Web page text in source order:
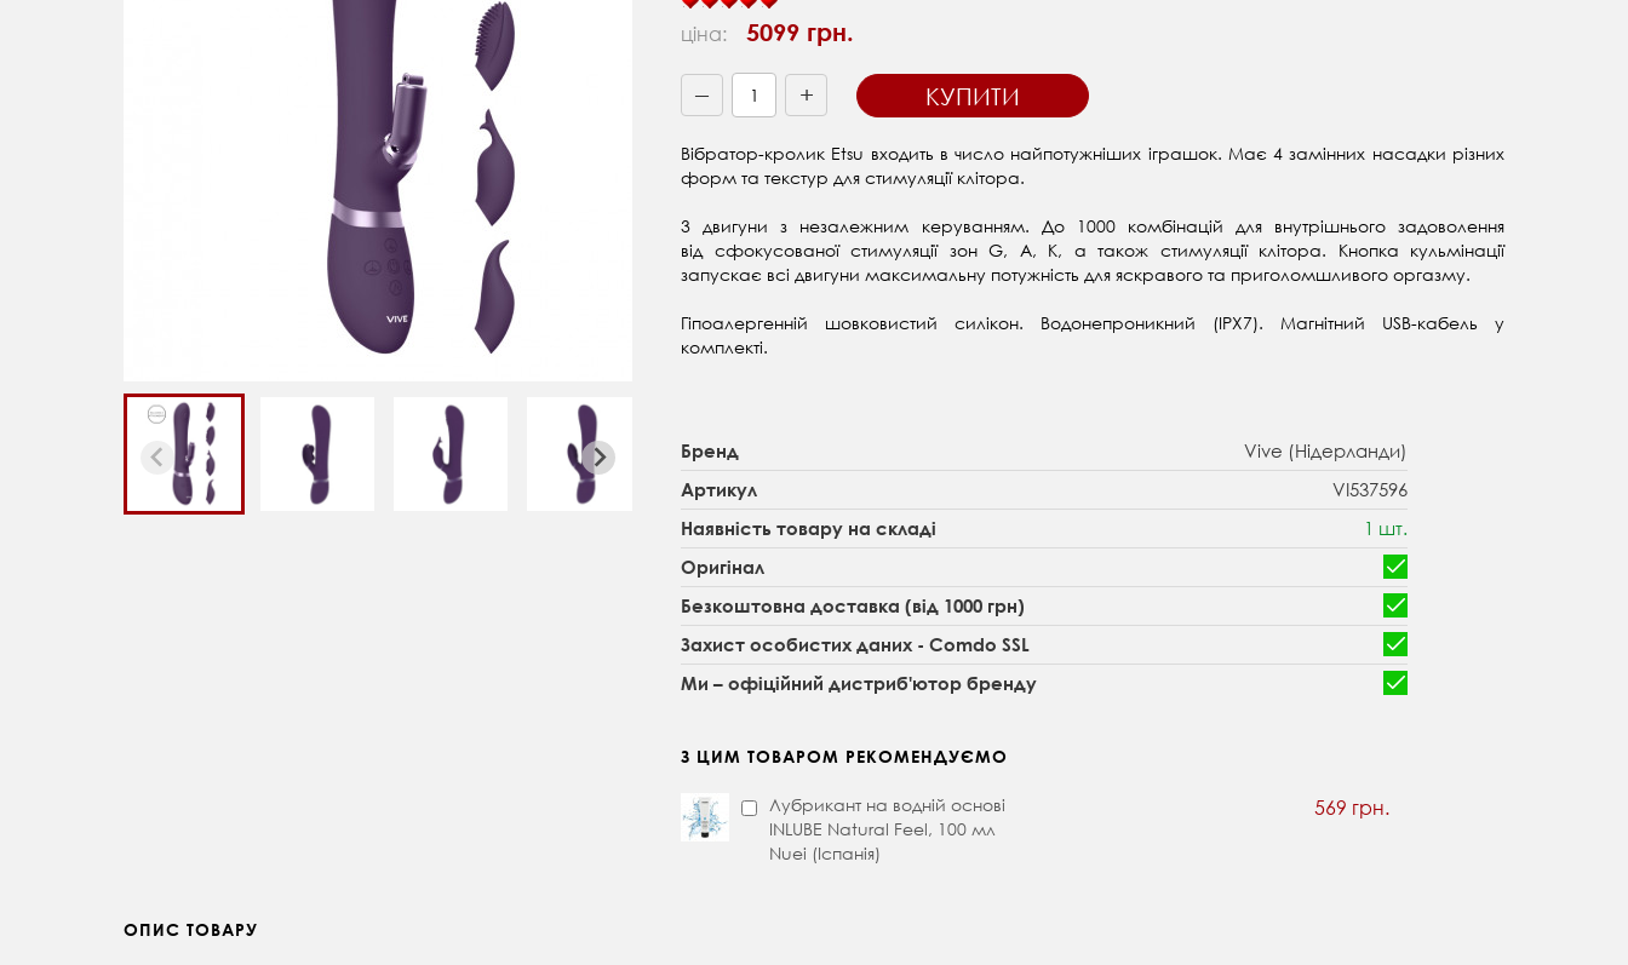
ціна: 5099 грн.
— + КУПИТИ
Вібратор-кролик Etsu входить в число найпотужніших іграшок. Має 4 замінних насадки різних
форм та текстур для стимуляції клітора.
3 двигуни з незалежним керуванням. До 1000 комбінацій для внутрішнього задоволення
від сфокусованої стимуляції зон G, A, K, а також стимуляції клітора. Кнопка кульмінації
запускає всі двигуни максимальну потужність для яскравого та приголомшливого оргазму.
Гіпоалергенній шовковистий силікон. Водонепроникний (IPX7). Магнітний USB-кабель у
комплекті.
Бренд Vive (Нідерланди)
Артикул VI537596
Наявність товару на складі 1 шт.
Оригінал
Безкоштовна доставка (від 1000 грн)
Захист особистих даних - Comdo SSL
Ми – офіційний дистриб'ютор бренду
З ЦИМ ТОВАРОМ РЕКОМЕНДУЄМО
Лубрикант на водній основі
INLUBE Natural Feel, 100 мл
Nuei (Іспанія)
569 грн.
ОПИС ТОВАРУ